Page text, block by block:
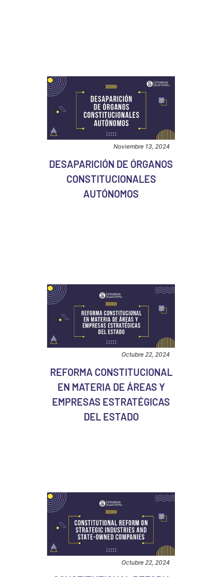
Noviembre 13, 2024
DESAPARICIÓN DE ÓRGANOS
CONSTITUCIONALES
AUTÓNOMOS
Octubre 22, 2024
REFORMA CONSTITUCIONAL
EN MATERIA DE ÁREAS Y
EMPRESAS ESTRATÉGICAS
DEL ESTADO
Octubre 22, 2024